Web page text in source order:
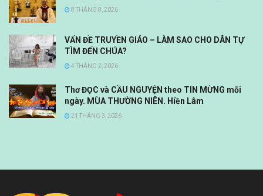
8 THÁNG 8, 2026
VẤN ĐỀ TRUYỀN GIÁO – LÀM SAO CHO DÂN TỰ
TÌM ĐẾN CHÚA?
4 THÁNG 2, 2026
Thơ ĐỌC và CẦU NGUYỆN theo TIN MỪNG mỗi
ngày. MÙA THƯỜNG NIÊN. Hiền Lâm
21 THÁNG 3, 2026